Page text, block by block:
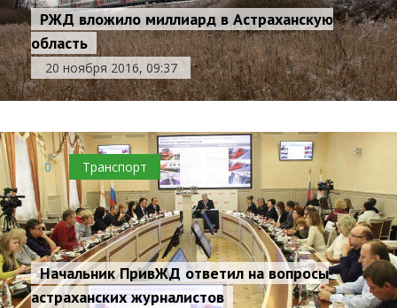
РЖД вложило миллиард в Астраханскую
область
20 ноября 2016, 09:37
0 Транспорт
Начальник ПривЖД ответил на вопросы
астраханских журналистов